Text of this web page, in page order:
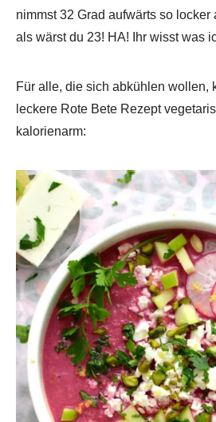
nimmst 32 Grad aufwärts so locker
als wärst du 23! HA! Ihr wisst was
Für alle, die sich abkühlen wollen,
leckere Rote Bete Rezept
kalorienarm: